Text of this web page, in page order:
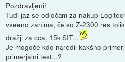
Pozdravljeni!
Tudi jaz se odločam za nakup
vseeno zanima, če so Z-2300 res
dražji za cca. 15k SIT...
Je mogoče kdo naredil kakšno
primerjalni test...?